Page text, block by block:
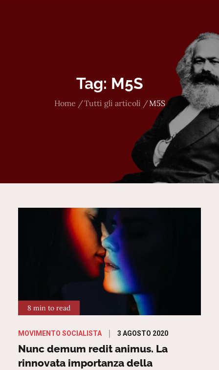
Tag: M5S
Home Tutti gli articoli M5S
8 min to read
MOVIMENTO SOCIALISTA
Posted
on
3 AGOSTO 2020
Nunc demum redit animus. La
rinnovata importanza della